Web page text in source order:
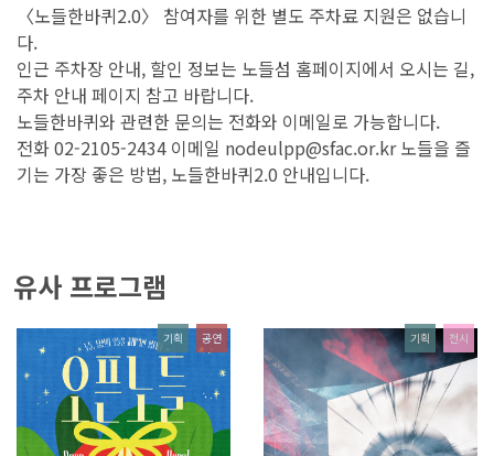
〈노들한바퀴2.0〉 참여자를 위한 별도 주차료 지원은 없습니
다.
인근 주차장 안내, 할인 정보는 노들섬 홈페이지에서 오시는 길,
주차 안내 페이지 참고 바랍니다.
노들한바퀴와 관련한 문의는 전화와 이메일로 가능합니다.
전화 02-2105-2434 이메일 nodeulpp@sfac.or.kr 노들을 즐
기는 가장 좋은 방법, 노들한바퀴2.0 안내입니다.
유사 프로그램
기획 공연 기획 전시